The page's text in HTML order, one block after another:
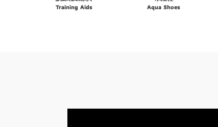
Training Aids
Aqua Shoes